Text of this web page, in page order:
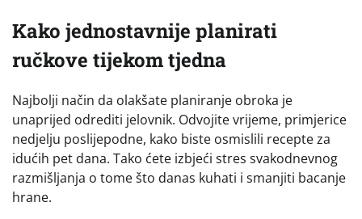
Kako jednostavnije planirati
ručkove tijekom tjedna
Najbolji način da olakšate planiranje obroka je
unaprijed odrediti jelovnik. Odvojite vrijeme, primjerice
nedjelju poslijepodne, kako biste osmislili recepte za
idućih pet dana. Tako ćete izbjeći stres svakodnevnog
razmišljanja o tome što danas kuhati i smanjiti bacanje
hrane.